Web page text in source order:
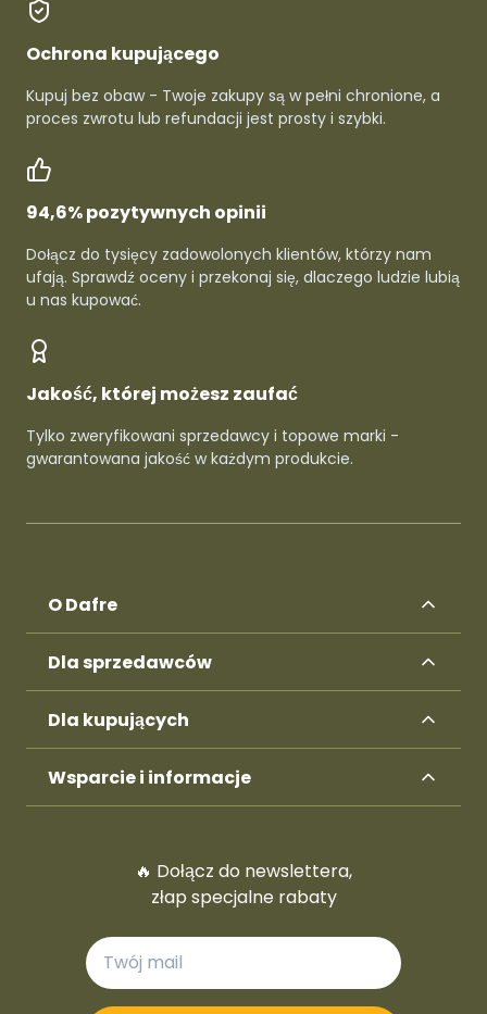
Ochrona kupującego
Kupuj bez obaw - Twoje zakupy są w pełni chronione, a
proces zwrotu lub refundacji jest prosty i szybki.
94,6% pozytywnych opinii
Dołącz do tysięcy zadowolonych klientów, którzy nam
ufają. Sprawdź oceny i przekonaj się, dlaczego ludzie lubią
u nas kupować.
Jakość, której możesz zaufać
Tylko zweryfikowani sprzedawcy i topowe marki -
gwarantowana jakość w każdym produkcie.
O Dafre
Dla sprzedawców
Dla kupujących
Wsparcie i informacje
🔥 Dołącz do newslettera,
złap specjalne rabaty